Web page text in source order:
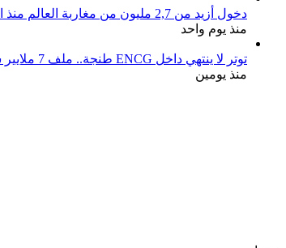
دخول أزيد من 2,7 مليون من مغاربة العالم منذ انطلاق عملية “مرحبا 2026”
منذ يوم واحد
توتر لا ينتهي داخل ENCG طنجة.. ملف 7 ملايير سنتيم في طريقه إلى المجلس الجهوي للحسابات والوزارة مطالبة بوقف النزيف
منذ يومين